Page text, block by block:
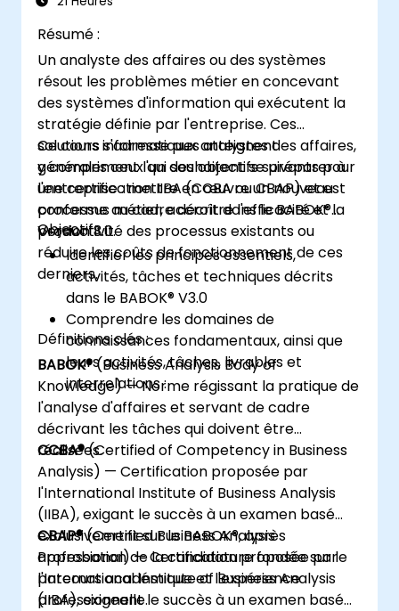
Résumé :
Un analyste des affaires ou des systèmes
résout les problèmes métier en concevant
des systèmes d'information qui exécutent la
stratégie définie par l'entreprise. Ces
solutions informatiques atteignent
généralement l'un des objectifs suivants pour
l'entreprise : mettre en œuvre un nouveau
processus métier, accroître l'efficacité et la
productivité des processus existants ou
réduire les coûts de fonctionnement de ces
derniers.
Ce cours s'adresse aux analystes des affaires,
y compris ceux qui souhaitent se préparer à
une certification IIBA (CCBA ou CBAP) et est
conforme au cadre décrit dans le BABOK®
Version 3.0.
Objectifs :
Identifier les principes essentiels,
activités, tâches et techniques décrits
dans le BABOK® V3.0
Comprendre les domaines de
connaissances fondamentaux, ainsi que
leurs activités, tâches, livrables et
interrelations :
Définitions clés :
BABOK®(Business Analysis Body of
Knowledge) — Norme régissant la pratique de
l'analyse d'affaires et servant de cadre
décrivant les tâches qui doivent être
réalisées.
CCBA®(Certified of Competency in Business
Analysis) — Certification proposée par
l'International Institute of Business Analysis
(IIBA), exigant le succès à un examen basé
exclusivement sur le BABOK®, après
approbation de la candidature fondée sur le
parcours académique et l'expérience
professionnelle.
CBAP®(Certified Business Analysis
Professional) — Certification proposée par
l'International Institute of Business Analysis
(IIBA), exigeant le succès à un examen basé